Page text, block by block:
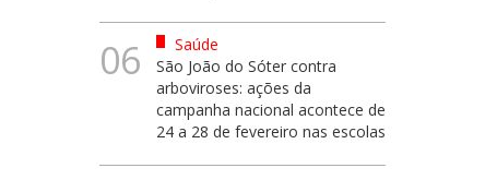
06
Saúde
São João do Sóter contra
arboviroses: ações da
campanha nacional acontece de
24 a 28 de fevereiro nas escolas